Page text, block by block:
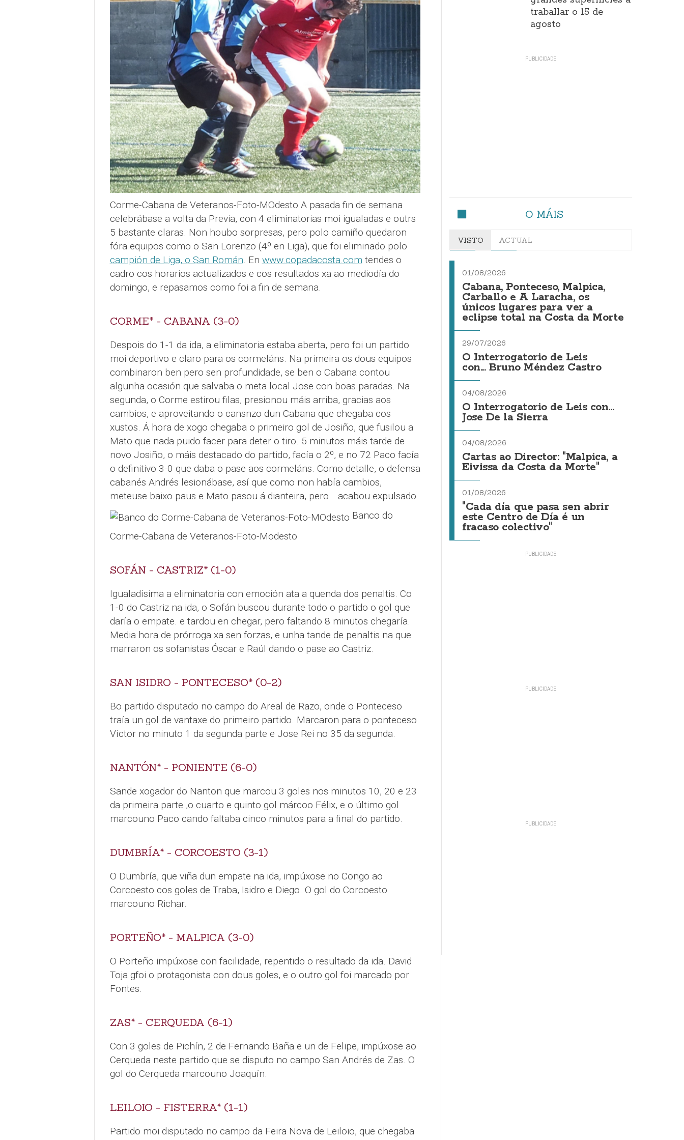
Corme-Cabana de Veteranos-Foto-MOdesto A pasada fin de semana
celebrábase a volta da Previa, con 4 eliminatorias moi igualadas e outrs
5 bastante claras. Non houbo sorpresas, pero polo camiño quedaron
fóra equipos como o San Lorenzo (4º en Liga), que foi eliminado polo
campión de Liga, o San Román. En www.copadacosta.com tendes o
cadro cos horarios actualizados e cos resultados xa ao mediodía do
domingo, e repasamos como foi a fin de semana.
CORME* - CABANA (3-0)
Despois do 1-1 da ida, a eliminatoria estaba aberta, pero foi un partido
moi deportivo e claro para os cormeláns. Na primeira os dous equipos
combinaron ben pero sen profundidade, se ben o Cabana contou
algunha ocasión que salvaba o meta local Jose con boas paradas. Na
segunda, o Corme estirou filas, presionou máis arriba, gracias aos
cambios, e aproveitando o cansnzo dun Cabana que chegaba cos
xustos. Á hora de xogo chegaba o primeiro gol de Josiño, que fusilou a
Mato que nada puido facer para deter o tiro. 5 minutos máis tarde de
novo Josiño, o máis destacado do partido, facía o 2º, e no 72 Paco facía
o definitivo 3-0 que daba o pase aos cormeláns. Como detalle, o defensa
cabanés Andrés lesionábase, así que como non había cambios,
meteuse baixo paus e Mato pasou á dianteira, pero… acabou expulsado.
Banco do
Corme-Cabana de Veteranos-Foto-Modesto
SOFÁN - CASTRIZ* (1-0)
Igualadísima a eliminatoria con emoción ata a quenda dos penaltis. Co
1-0 do Castriz na ida, o Sofán buscou durante todo o partido o gol que
daría o empate. e tardou en chegar, pero faltando 8 minutos chegaría.
Media hora de prórroga xa sen forzas, e unha tande de penaltis na que
marraron os sofanistas Óscar e Raúl dando o pase ao Castriz.
SAN ISIDRO - PONTECESO* (0-2)
Bo partido disputado no campo do Areal de Razo, onde o Ponteceso
traía un gol de vantaxe do primeiro partido. Marcaron para o ponteceso
Víctor no minuto 1 da segunda parte e Jose Rei no 35 da segunda.
NANTÓN* - PONIENTE (6-0)
Sande xogador do Nanton que marcou 3 goles nos minutos 10, 20 e 23
da primeira parte ,o cuarto e quinto gol márcoo Félix, e o último gol
marcouno Paco cando faltaba cinco minutos para a final do partido.
DUMBRÍA* - CORCOESTO (3-1)
O Dumbría, que viña dun empate na ida, impúxose no Congo ao
Corcoesto cos goles de Traba, Isidro e Diego. O gol do Corcoesto
marcouno Richar.
PORTEÑO* - MALPICA (3-0)
O Porteño impúxose con facilidade, repentido o resultado da ida. David
Toja gfoi o protagonista con dous goles, e o outro gol foi marcado por
Fontes.
ZAS* - CERQUEDA (6-1)
Con 3 goles de Pichín, 2 de Fernando Baña e un de Felipe, impúxose ao
Cerqueda neste partido que se disputo no campo San Andrés de Zas. O
gol do Cerqueda marcouno Joaquín.
LEILOIO - FISTERRA* (1-1)
Partido moi disputado no campo da Feira Nova de Leiloio, que chegaba
traballar o 15 de
agosto
O MÁIS
VISTO ACTUAL
01/08/2026
Cabana, Ponteceso, Malpica,
Carballo e A Laracha, os
únicos lugares para ver a
eclipse total na Costa da Morte
29/07/2026
O Interrogatorio de Leis
con... Bruno Méndez Castro
04/08/2026
O Interrogatorio de Leis con...
Jose De la Sierra
04/08/2026
Cartas ao Director: "Malpica, a
Eivissa da Costa da Morte"
01/08/2026
"Cada día que pasa sen abrir
este Centro de Día é un
fracaso colectivo"